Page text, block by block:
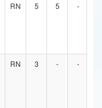
RN 5 5 -
RN 3 - -